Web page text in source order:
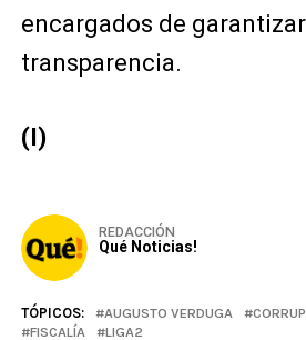
encargados de
transparencia.
(I)
REDACCIÓN
Qué Noticias!
TÓPICOS: AUGUSTO VERDUGA
FISCALÍA
LIGA2